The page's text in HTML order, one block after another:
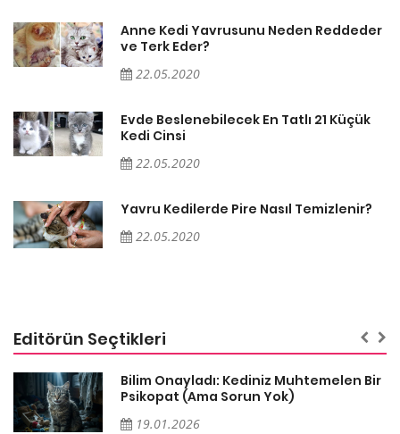
Anne Kedi Yavrusunu Neden Reddeder
ve Terk Eder?
22.05.2020
Evde Beslenebilecek En Tatlı 21 Küçük
Kedi Cinsi
22.05.2020
Yavru Kedilerde Pire Nasıl Temizlenir?
22.05.2020
Editörün Seçtikleri
Bilim Onayladı: Kediniz Muhtemelen Bir
Psikopat (Ama Sorun Yok)
19.01.2026